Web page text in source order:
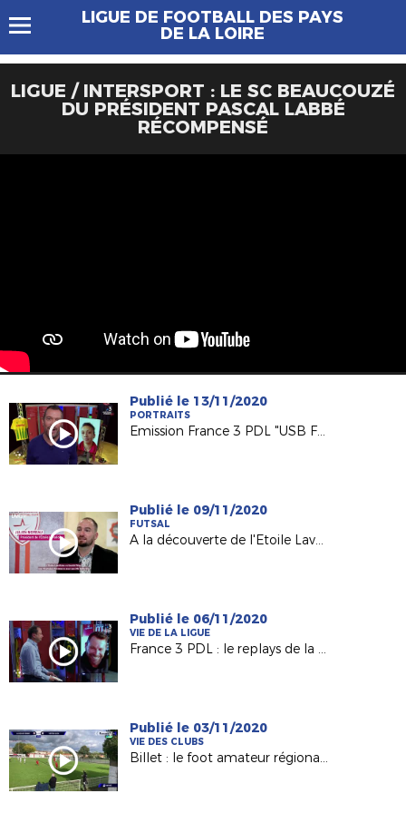
LIGUE DE FOOTBALL DES PAYS
DE LA LOIRE
LIGUE / INTERSPORT : LE SC BEAUCOUZÉ
DU PRÉSIDENT PASCAL LABBÉ
RÉCOMPENSÉ
Publié le 13/11/2020
PORTRAITS
Emission France 3 PDL "USB Foot"
Publié le 09/11/2020
FUTSAL
A la découverte de l'Etoile Lavalloise Futsal (D2 FFF)
Publié le 06/11/2020
VIE DE LA LIGUE
France 3 PDL : le replays de la 60e émission avec Olivier Quint
Publié le 03/11/2020
VIE DES CLUBS
Billet : le foot amateur régional vu par France 3 PDL